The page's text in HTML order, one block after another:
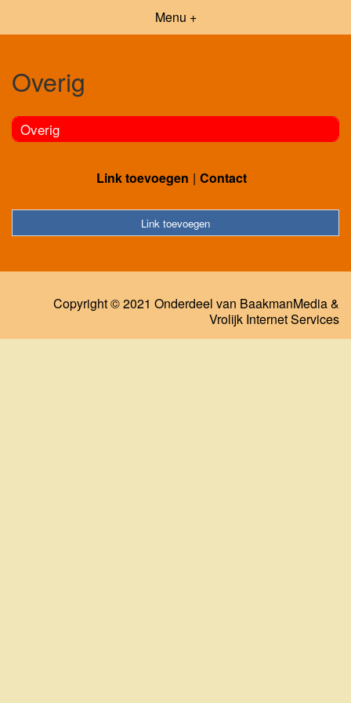
Menu +
Overig
Overig
Link toevoegen Contact
Link toevoegen
Copyright © 2021 Onderdeel van BaakmanMedia&
Vrolijk Internet Services